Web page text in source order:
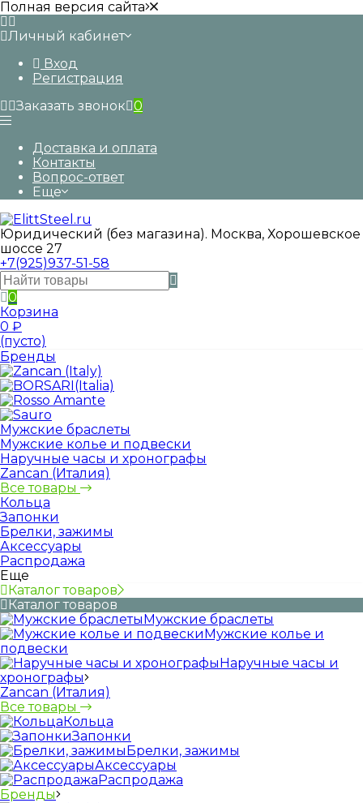
Полная версия сайта
Личный кабинет
Вход
Регистрация
Заказать звонок 0
Доставка и оплата
Контакты
Вопрос-ответ
Еще
Юридический (без магазина). Москва, Хорошевское
шоссе 27
+7(925)937-51-58
0
Корзина
0 ₽
(пусто)
Бренды
Мужские браслеты
Мужские колье и подвески
Наручные часы и хронографы
Zancan (Италия)
Все товары
Кольца
Запонки
Брелки, зажимы
Аксессуары
Распродажа
Еще
Каталог товаров
Каталог товаров
Мужские браслеты
Мужские колье и
подвески
Наручные часы и
хронографы
Zancan (Италия)
Все товары
Кольца
Запонки
Брелки, зажимы
Аксессуары
Распродажа
Бренды